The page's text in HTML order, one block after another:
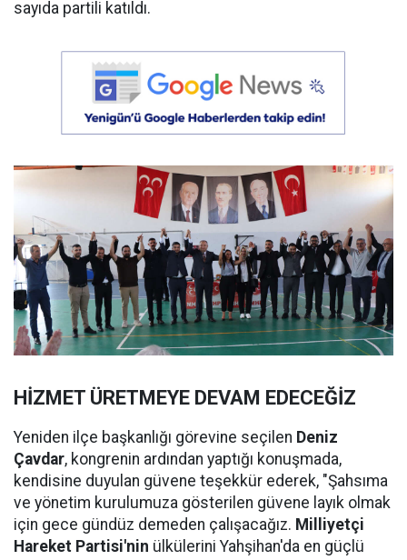
sayıda partili katıldı.
HİZMET ÜRETMEYE DEVAM EDECEĞİZ
Yeniden ilçe başkanlığı görevine seçilen Deniz
Çavdar, kongrenin ardından yaptığı konuşmada,
kendisine duyulan güvene teşekkür ederek, "Şahsıma
ve yönetim kurulumuza gösterilen güvene layık olmak
için gece gündüz demeden çalışacağız. Milliyetçi
Hareket Partisi'nin ülkülerini Yahşihan'da en güçlü